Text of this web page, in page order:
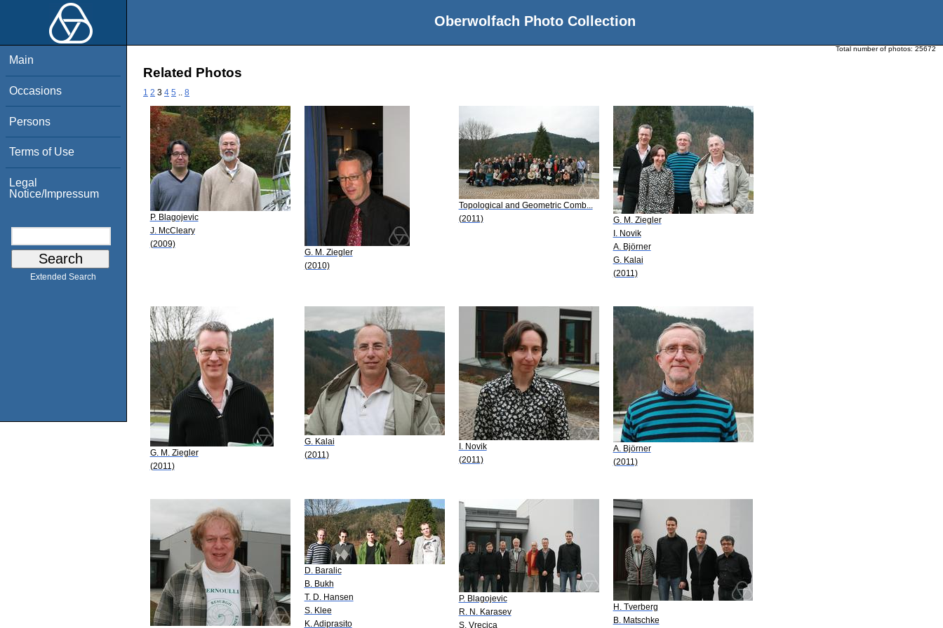
Oberwolfach Photo Collection
Main
Occasions
Persons
Terms of Use
Legal
Notice/Impressum
Extended Search
Total number of photos: 25672
Related Photos
1 2 3 4 5 8
P. Blagojevic
J. McCleary
(2009)
G. M. Ziegler
(2010)
Topological and Geometric Comb...
(2011)
G. M. Ziegler
I. Novik
A. Björner
G. Kalai
(2011)
G. M. Ziegler
(2011)
G. Kalai
(2011)
I. Novik
(2011)
A. Björner
(2011)
D. Baralic
B. Bukh
T. D. Hansen
S. Klee
K. Adiprasito
P. Blagojevic
R. N. Karasev
S. Vrecica
H. Tverberg
B. Matschke